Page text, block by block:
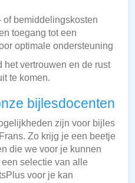
of bemiddelingskosten
toegang tot een
optimale ondersteuning
vertrouwen en de rust
te komen.
bijlesdocenten
zijn voor bijles
Zo krijg je een beetje
die we voor je kunnen
selectie van alle
voor je kan